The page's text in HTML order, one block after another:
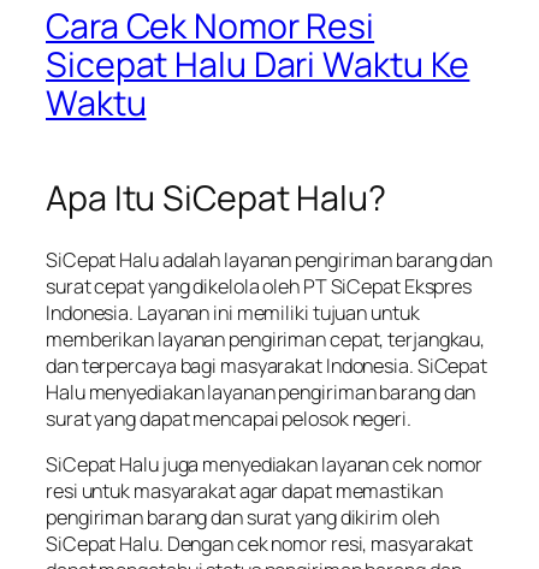
Cara Cek Nomor Resi
Sicepat Halu Dari Waktu Ke
Waktu
Apa Itu SiCepat Halu?
SiCepat Halu adalah layanan pengiriman barang dan
surat cepat yang dikelola oleh PT SiCepat Ekspres
Indonesia. Layanan ini memiliki tujuan untuk
memberikan layanan pengiriman cepat, terjangkau,
dan terpercaya bagi masyarakat Indonesia. SiCepat
Halu menyediakan layanan pengiriman barang dan
surat yang dapat mencapai pelosok negeri.
SiCepat Halu juga menyediakan layanan cek nomor
resi untuk masyarakat agar dapat memastikan
pengiriman barang dan surat yang dikirim oleh
SiCepat Halu. Dengan cek nomor resi, masyarakat